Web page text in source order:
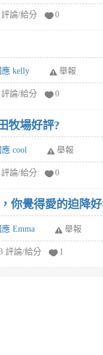
評論/給分 0
應 kelly 舉報
評論/給分 0
牧場好評?
cool 舉報
評論/給分 0
你覺得愛的迫降
Emma 舉報
評論/給分 1